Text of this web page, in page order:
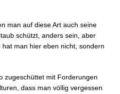
man auf diese Art auch seine
schützt, anders sein, aber
man hier eben nicht, sondern
zugeschüttet mit Forderungen
dass man völlig vergessen